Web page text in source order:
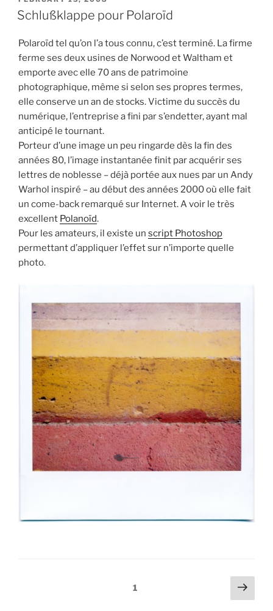
ON
Schlußklappe pour Polaroïd
Polaroïd tel qu’on l’a tous connu, c’est terminé. La firme
ferme ses deux usines de Norwood et Waltham et
emporte avec elle 70 ans de patrimoine
photographique, même si selon ses propres termes,
elle conserve un an de stocks. Victime du succès du
numérique, l’entreprise a fini par s’endetter, ayant mal
anticipé le tournant.
Porteur d’une image un peu ringarde dès la fin des
années 80, l’image instantanée finit par acquérir ses
lettres de noblesse – déjà portée aux nues par un Andy
Warhol inspiré – au début des années 2000 où elle fait
un come-back remarqué sur Internet. A voir le très
excellent Polanoïd.
Pour les amateurs, il existe un script Photoshop
permettant d’appliquer l’effet sur n’importe quelle
photo.
Page1
Next
page